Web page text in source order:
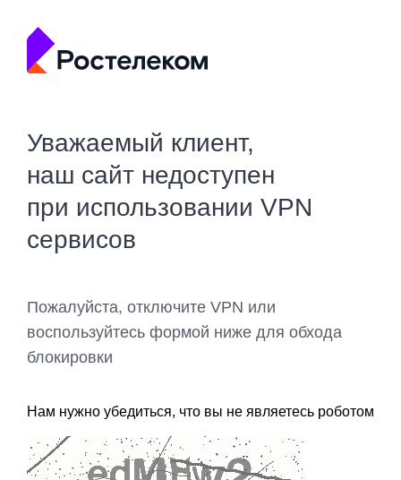
Уважаемый клиент,
наш сайт недоступен
при использовании VPN
сервисов
Пожалуйста, отключите VPN или
воспользуйтесь формой ниже для обхода
блокировки
Нам нужно убедиться, что вы не являетесь роботом